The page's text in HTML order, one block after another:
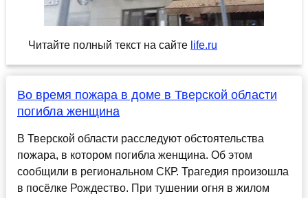
Читайте полный текст на сайте life.ru
Во время пожара в доме в Тверской области
погибла женщина
В Тверской области расследуют обстоятельства
пожара, в котором погибла женщина. Об этом
сообщили в региональном СКР. Трагедия произошла
в посёлке Рождество. При тушении огня в жилом